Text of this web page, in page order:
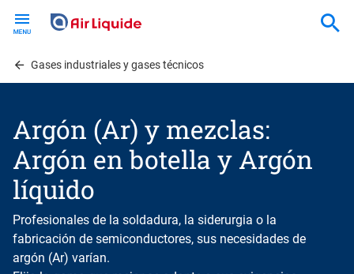
contentGases industriales y gases técnicos
Argón (Ar) y mezclas:
Argón en botella y Argón
líquido
Profesionales de la soldadura, la siderurgia o la
fabricación de semiconductores, sus necesidades de
argón (Ar) varían.